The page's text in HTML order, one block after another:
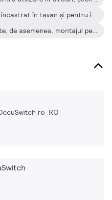
Este optimizat pentru montaj încastrat în tavan şi pentru înălţimi de montare între 2,5 şi 4 metri
Cutia pentru suprafeţe permite, de asemenea, montajul pe suprafeţe cu cablaj încastrat sau cu tuburi montate pe suprafeţe
ro_RO